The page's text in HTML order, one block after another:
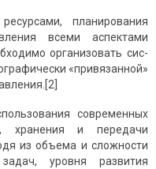
пла­нирования
всеми аспек­тами
организовать сис­
«привязан­ной»
современных
хранения и передачи
из объема и сложности
уровня развития